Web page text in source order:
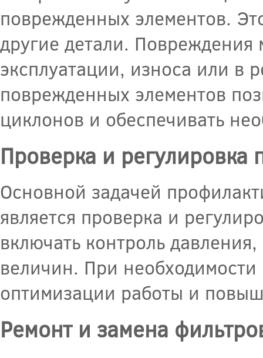
поврежденных элементов.
другие детали. Повреждения
эксплуатации, износа или в
поврежденных элементов
циклонов и обеспечивать
Проверка и регулировка
Основной задачей
является проверка и
включать контроль
величин. При необходимости
оптимизации работы и
Ремонт и замена